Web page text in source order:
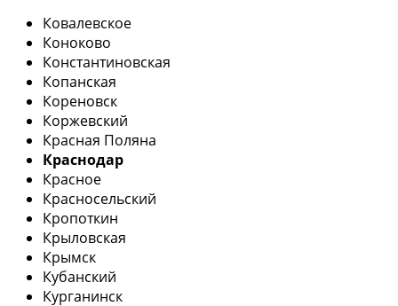
Ковалевское
Коноково
Константиновская
Копанская
Кореновск
Коржевский
Красная Поляна
Краснодар
Красное
Красносельский
Кропоткин
Крыловская
Крымск
Кубанский
Курганинск